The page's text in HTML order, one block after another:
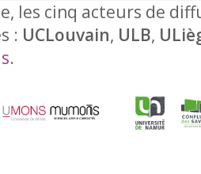
les cinq acteurs de
: UCLouvain, ULB,
.